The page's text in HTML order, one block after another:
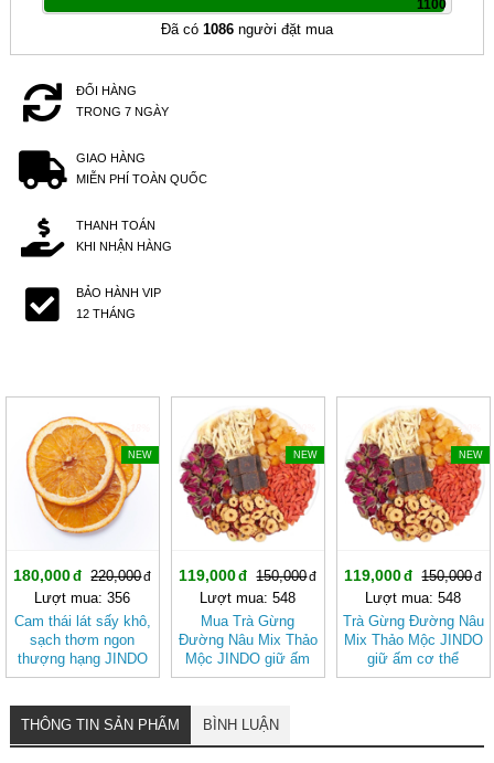
1100
|
Đã có 1086người đặt mua
ĐỔI HÀNG
TRONG 7 NGÀY
GIAO HÀNG
MIỄN PHÍ TOÀN QUỐC
THANH TOÁN
KHI NHẬN HÀNG
BẢO HÀNH VIP
12 THÁNG
NEW
180,000
220,000
Lượt mua: 356
Cam thái lát sấy khô,
sạch thơm ngon
thượng hạng JINDO
tốt cho sức khỏe
-20%
NEW
119,000
150,000
Lượt mua: 548
Mua Trà Gừng
Đường Nâu Mix Thảo
Mộc JINDO giữ ấm
cơ thể, tốt cho sức
-20%
NEW
119,000
150,000
Lượt mua: 548
Trà Gừng Đường Nâu
Mix Thảo Mộc JINDO
giữ ấm cơ thể
THÔNG TIN SẢN PHẨM BÌNH LUẬN